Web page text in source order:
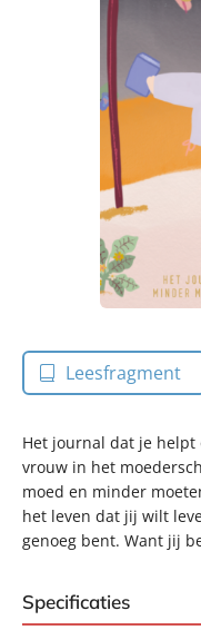
Leesfragment
Het journal dat je
vrouw in het
moed en minder
het leven dat jij wilt
genoeg bent. Want jij
Specificaties